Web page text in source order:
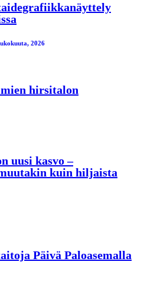
2026
hirsitalon
uusi kasvo –
kuin hiljaista
Päivä Paloasemalla